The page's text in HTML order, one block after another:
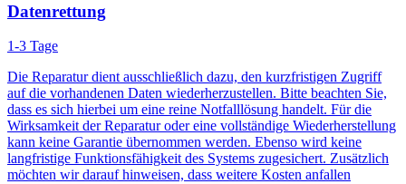
Datenrettung
1-3 Tage
Die Reparatur dient ausschließlich dazu, den kurzfristigen Zugriff
auf die vorhandenen Daten wiederherzustellen. Bitte beachten Sie,
dass es sich hierbei um eine reine Notfalllösung handelt. Für die
Wirksamkeit der Reparatur oder eine vollständige Wiederherstellung
kann keine Garantie übernommen werden. Ebenso wird keine
langfristige Funktionsfähigkeit des Systems zugesichert. Zusätzlich
möchten wir darauf hinweisen, dass weitere Kosten anfallen